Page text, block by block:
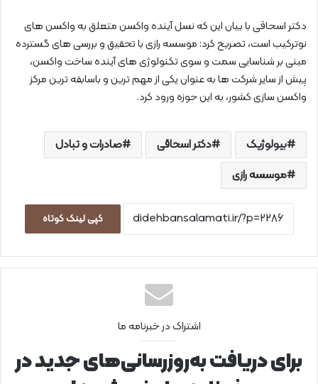
دکتر اسحاقی با بیان این که نسل آینده واکسن متعلق به واکسن های
نوترکیب است، تصریح کرد: موسسه رازی با تحقیق و بررسی های گسترده
مبنی بر شناسایی سمت و سوی تکنولوژی های آینده ساخت واکسن،
پیش از سایر شرکت ها ‌به عنوان یکی از مهم ترین و باسابقه ترین مرکز
واکسن سازی کشور، به این‌ حوزه ورود کرد.
بیولوژیک دکتر اسحاقی
صادرات و تبادل
موسسه رازی
کپی لینک کوتاه
اشتراک در خبرنامه ما
برای دریافت به‌روزرسانی‌های جدید در